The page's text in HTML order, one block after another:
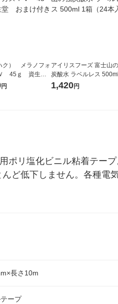
ク） メラノフォ
45ｇ 資生
き
円
アイリスフーズ 富士山
炭酸水 ラベルレス
箱（24本入）
1,420円
ポリ塩化ビニル粘着テー
ど低下しません。各種電
長さ10m
ープ